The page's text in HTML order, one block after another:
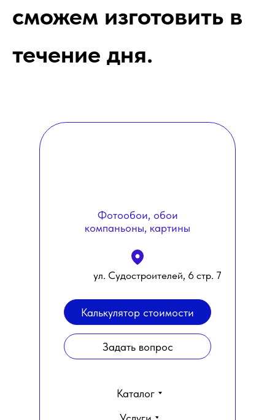
сможем изготовить в
течение дня.
Задать вопрос
Каталог
Калькулятор стоимости
ул. Судостроителей, 6 стр. 7
Фотообои, обои
компаньоны, картины